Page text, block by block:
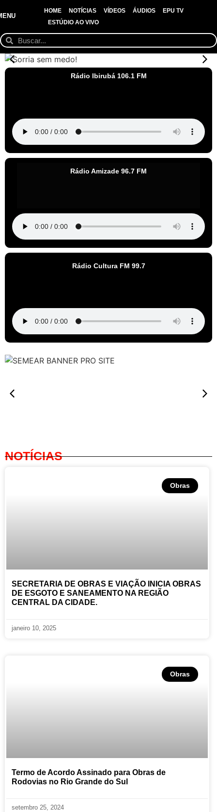
HOME NOTÍCIAS VÍDEOS ÁUDIOS
EPU TV
ESTÚDIO AO VIVO
Rádio Ibirubá 106.1 FM
Rádio Amizade 96.7 FM
Rádio Cultura FM 99.7
NOTÍCIAS
Obras
SECRETARIA DE OBRAS E VIAÇÃO INICIA OBRAS
DE ESGOTO E SANEAMENTO NA REGIÃO
CENTRAL DA CIDADE.
janeiro 10, 2025
Obras
Termo de Acordo Assinado para Obras de
Rodovias no Rio Grande do Sul
setembro 25, 2024